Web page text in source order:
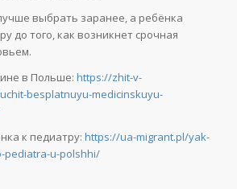
выбрать заранее, а ребёнка
до того, как возникнет срочная
в Польше: https://zhit-v-
besplatnuyu-medicinskuyu-
к педиатру: https://ua-migrant.pl/yak-
pediatra-u-polshhi/